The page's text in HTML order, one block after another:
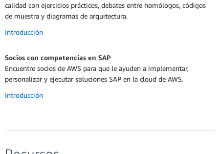
calidad con ejercicios prácticos, debates entre homólogos, códigos
de muestra y diagramas de arquitectura.
Introducción
Socios con competencias en SAP
Encuentre socios de AWS para que le ayuden a implementar,
personalizar y ejecutar soluciones SAP en la cloud de AWS.
Introducción